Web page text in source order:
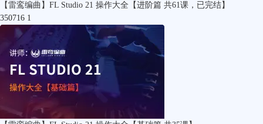
【雷鸾编曲】FL Studio 21 操作大全【进阶篇 共61课，已完结】
350716 1